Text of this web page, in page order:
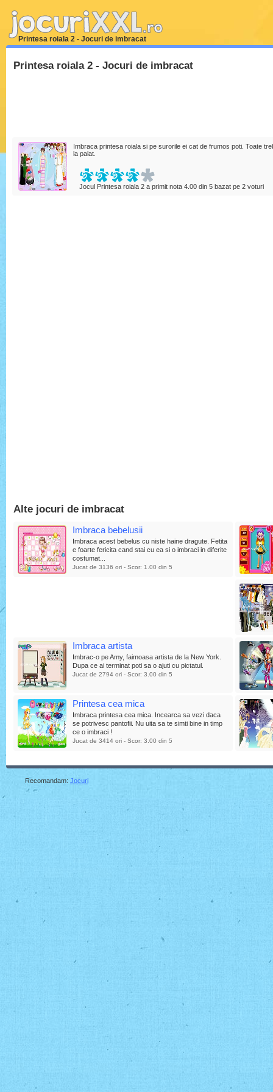
Printesa roiala 2 - Jocuri de imbracat
Printesa roiala 2 - Jocuri de imbracat
Imbraca printesa roiala si pe surorile ei cat de frumos poti. Toate
la palat.
Jocul Printesa roiala 2 a primit nota 4.00 din 5 bazat pe 2 voturi
Alte jocuri de imbracat
Imbraca bebelusii
Imbraca acest bebelus cu niste haine dragute. Fetita
e foarte fericita cand stai cu ea si o imbraci in diferite
costumat...
Jucat de 3136 ori - Scor: 1.00 din 5
Imbraca artista
Imbrac-o pe Amy, faimoasa artista de la New York.
Dupa ce ai terminat poti sa o ajuti cu pictatul.
Jucat de 2794 ori - Scor: 3.00 din 5
Printesa cea mica
Imbraca printesa cea mica. Incearca sa vezi daca
se potrivesc pantofii. Nu uita sa te simti bine in timp
ce o imbraci !
Jucat de 3414 ori - Scor: 3.00 din 5
Recomandam: Jocuri